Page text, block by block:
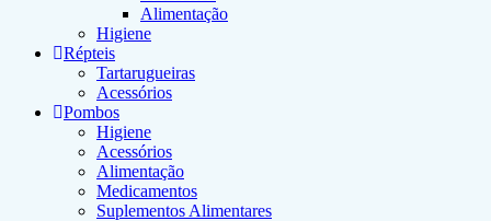
Alimentação
Higiene
Répteis
Tartarugueiras
Acessórios
Pombos
Higiene
Acessórios
Alimentação
Medicamentos
Suplementos Alimentares